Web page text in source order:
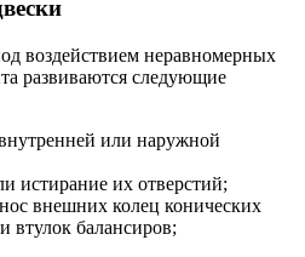
воздействием неравномерных
развиваются следующие
или наружной
истирание их отверстий;
внешних колец конических
втулок балансиров;